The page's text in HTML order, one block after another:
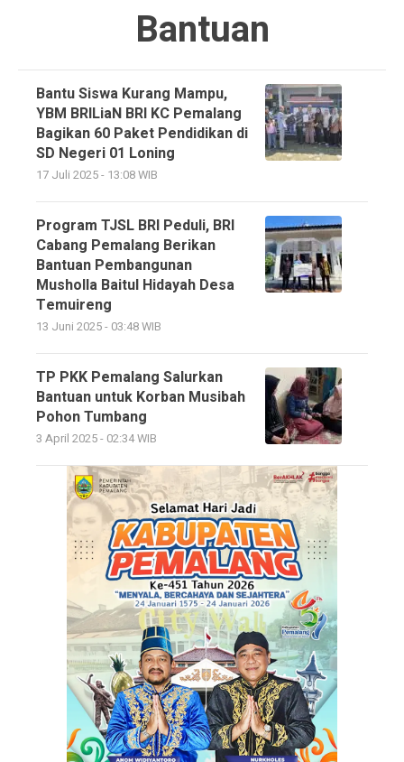
Bantuan
Bantu Siswa Kurang Mampu,
YBM BRILiaN BRI KC Pemalang
Bagikan 60 Paket Pendidikan di
SD Negeri 01 Loning
17 Juli 2025 - 13:08 WIB
Program TJSL BRI Peduli, BRI
Cabang Pemalang Berikan
Bantuan Pembangunan
Musholla Baitul Hidayah Desa
Temuireng
13 Juni 2025 - 03:48 WIB
TP PKK Pemalang Salurkan
Bantuan untuk Korban Musibah
Pohon Tumbang
3 April 2025 - 02:34 WIB